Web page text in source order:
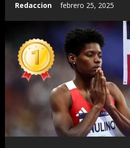
Redaccion febrero 25, 2025